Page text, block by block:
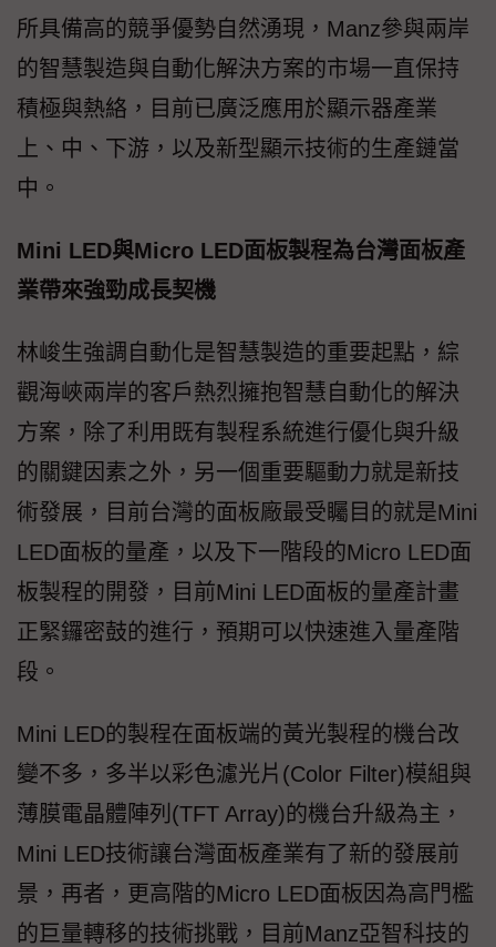
所具備高的競爭優勢自然湧現，Manz參與兩岸
的智慧製造與自動化解決方案的市場一直保持
積極與熱絡，目前已廣泛應用於顯示器產業
上、中、下游，以及新型顯示技術的生產鏈當
中。
Mini LED與Micro LED面板製程為台灣面板產
業帶來強勁成長契機
林峻生強調自動化是智慧製造的重要起點，綜
觀海峽兩岸的客戶熱烈擁抱智慧自動化的解決
方案，除了利用既有製程系統進行優化與升級
的關鍵因素之外，另一個重要驅動力就是新技
術發展，目前台灣的面板廠最受矚目的就是Mini
LED面板的量產，以及下一階段的Micro LED面
板製程的開發，目前Mini LED面板的量產計畫
正緊鑼密鼓的進行，預期可以快速進入量產階
段。
Mini LED的製程在面板端的黃光製程的機台改
變不多，多半以彩色濾光片(Color Filter)模組與
薄膜電晶體陣列(TFT Array)的機台升級為主，
Mini LED技術讓台灣面板產業有了新的發展前
景，再者，更高階的Micro LED面板因為高門檻
的巨量轉移的技術挑戰，目前Manz亞智科技的